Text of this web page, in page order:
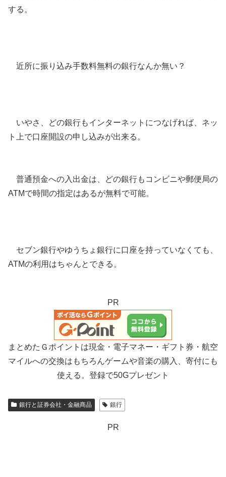
する。
近所に振り込み手数料無料の銀行なんか無い？
いやさ、どの銀行もインターネットにつなげれば、ネッ
ト上で口座開設の申し込みが出来る。
普通預金への入出金は、どの銀行もコンビニや郵便局の
ATMで時間の指定はあるが無料で可能。
セブン銀行やゆうちょ銀行に口座を持っていなくても、
ATMの利用はちゃんとできる。
PR
まとめたＧポイントは現金・電子マネー・ギフト券・航空
マイルへの交換はもちろんゲームや音楽の購入、寄付にも
使える。登録で50Gプレゼント
銀行と証券会社・金融商品 銀行
PR